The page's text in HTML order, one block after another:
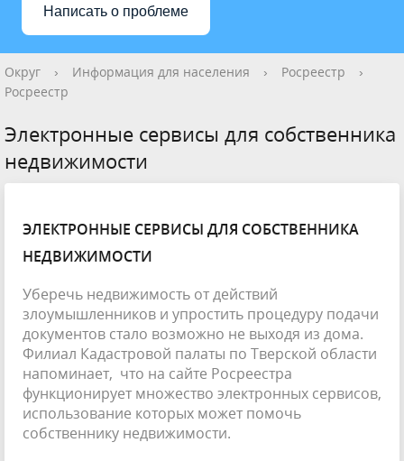
Написать о проблеме
Округ › Информация для населения › Росреестр
›
Росреестр
Электронные сервисы для собственника
недвижимости
ЭЛЕКТРОННЫЕ СЕРВИСЫ ДЛЯ СОБСТВЕННИКА
НЕДВИЖИМОСТИ
Уберечь недвижимость от действий
злоумышленников и упростить процедуру подачи
документов стало возможно не выходя из дома.
Филиал Кадастровой палаты по Тверской области
напоминает, что на сайте Росреестра
функционирует множество электронных сервисов,
использование которых может помочь
собственнику недвижимости.